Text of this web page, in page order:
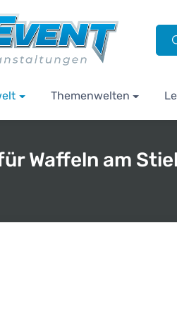
Themenwelten
Waffeln am Stiel